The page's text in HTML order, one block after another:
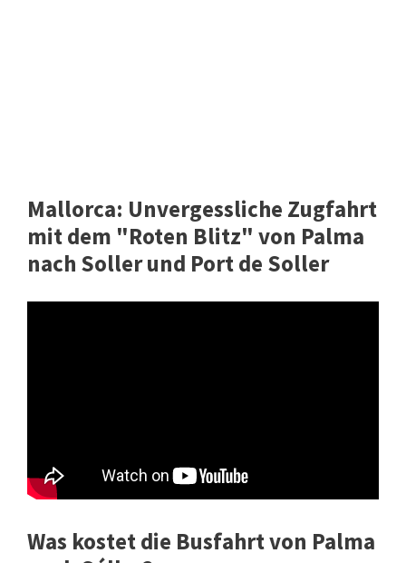
Mallorca: Unvergessliche Zugfahrt
mit dem "Roten Blitz" von Palma
nach Soller und Port de Soller
Was kostet die Busfahrt von Palma